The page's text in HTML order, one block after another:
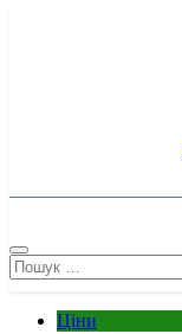
Пошук:
Ціни